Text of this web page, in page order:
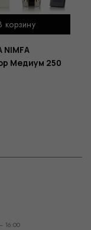
корзину
NIMFA
Медиум 250
16:00